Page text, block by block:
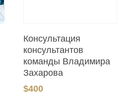
Консультация
консультантов
команды Владимира
Захарова
$400